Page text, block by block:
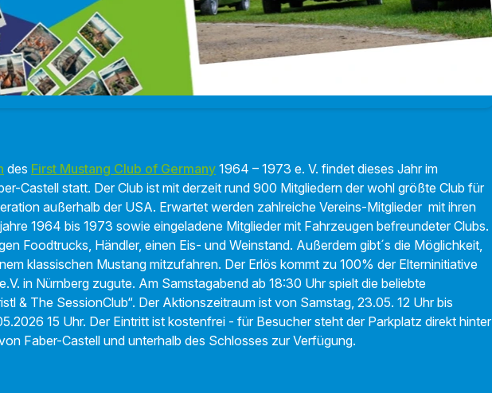
des First Mustang Club of Germany 1964 – 1973 e. V. findet dieses Jahr im
Castell statt. Der Club ist mit derzeit rund 900 Mitgliedern der wohl größte Club für
außerhalb der USA. Erwartet werden zahlreiche Vereins-Mitglieder mit ihren
1964 bis 1973 sowie eingeladene Mitglieder mit Fahrzeugen befreundeter Clubs.
Foodtrucks, Händler, einen Eis- und Weinstand. Außerdem gibt´s die Möglichkeit,
klassischen Mustang mitzufahren. Der Erlös kommt zu 100% der Elterninitiative
in Nürnberg zugute. Am Samstagabend ab 18:30 Uhr spielt die beliebte
& The SessionClub“. Der Aktionszeitraum ist von Samstag, 23.05. 12 Uhrbis
15 Uhr. Der Eintritt ist kostenfrei - für Besucher steht der Parkplatz direkt hinter
Faber-Castell und unterhalb des Schlosses zur Verfügung.